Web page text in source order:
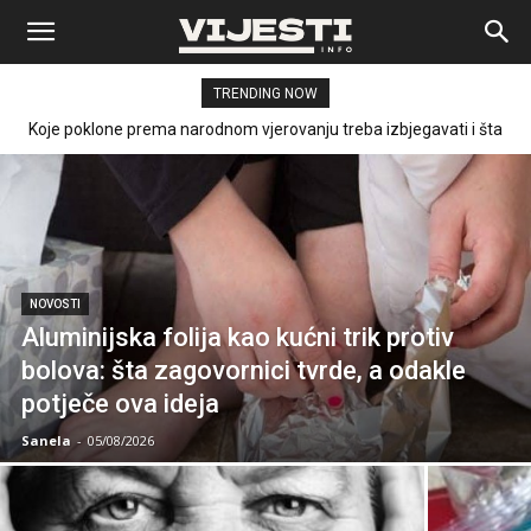
Vijesti
TRENDING NOW
Koje poklone prema narodnom vjerovanju treba izbjegavati i šta
NOVOSTI
Aluminijska folija kao kućni trik protiv
bolova: šta zagovornici tvrde, a odakle
potječe ova ideja
Sanela - 05/08/2026